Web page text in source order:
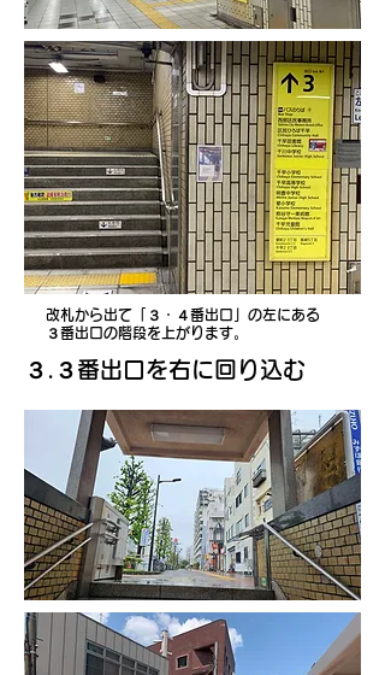
改札から出て「３・４番出口」の左にある​
３番出口の階段を上がります。
​３.３番出口を右に回り込む